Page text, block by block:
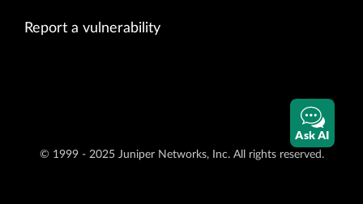
Report a vulnerability
© 1999 - 2025 Juniper Networks, Inc. All rights reserved.
Ask AI